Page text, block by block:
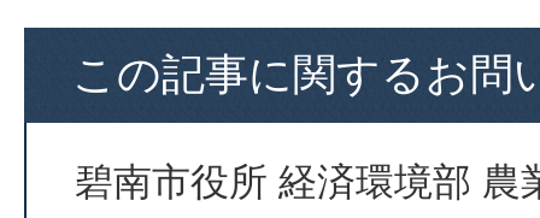
この記事に関するお問
碧南市役所 経済環境部 農